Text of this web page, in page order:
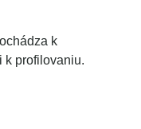
k
k profilovaniu.